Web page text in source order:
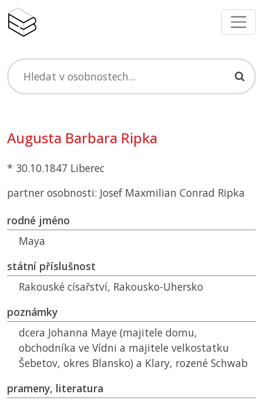
Augusta Barbara Ripka
* 30.10.1847 Liberec
partner osobnosti: Josef Maxmilian Conrad Ripka
rodné jméno
Maya
státní příslušnost
Rakouské císařství, Rakousko-Uhersko
poznámky
dcera Johanna Maye (majitele domu,
obchodníka ve Vídni a majitele velkostatku
Šebetov, okres Blansko) a Klary, rozené Schwab
prameny, literatura